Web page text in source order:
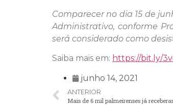
Comparecer no dia 15 de
Administrativo, conforme
será considerado como
Saiba mais em: https://bit.ly/
junho 14, 2021
ANTERIOR
Mais de 6 mil palmeirenses já